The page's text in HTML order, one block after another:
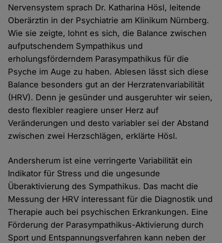
Nervensystem sprach Dr. Katharina Hösl, leitende
Oberärztin in der Psychiatrie am Klinikum Nürnberg.
Wie sie zeigte, lohnt es sich, die Balance zwischen
aufputschendem Sympathikus und
erholungsförderndem Parasympathikus für die
Psyche im Auge zu haben. Ablesen lässt sich diese
Balance besonders gut an der Herzratenvariabilität
(HRV). Denn je gesünder und ausgeruhter wir seien,
desto flexibler reagiere unser Herz auf
Veränderungen und desto variabler sei der Abstand
zwischen zwei Herzschlägen, erklärte Hösl.
Andersherum ist eine verringerte Variabilität ein
Indikator für Stress und die ungesunde
Überaktivierung des Sympathikus. Das macht die
Messung der HRV interessant für die Diagnostik und
Therapie auch bei psychischen Erkrankungen. Eine
Förderung der Parasympathikus-Aktivierung durch
Sport und Entspannungsverfahren kann neben der